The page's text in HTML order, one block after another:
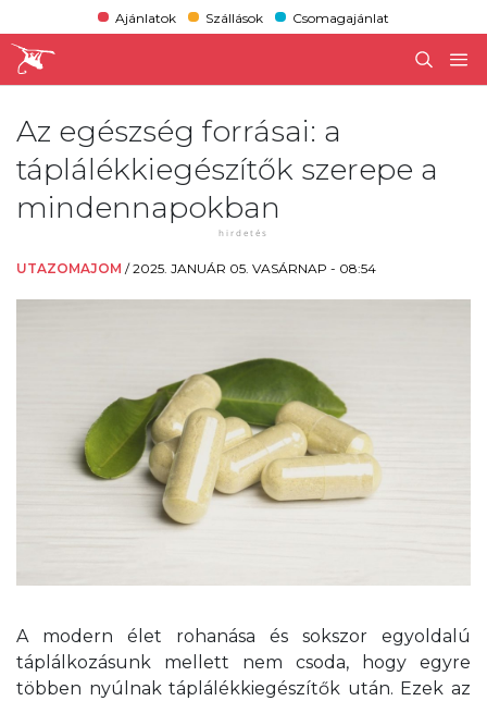
Ajánlatok Szállások Csomagajánlat
Az egészség forrásai: a
táplálékkiegészítők szerepe a
mindennapokban
UTAZOMAJOM /2025. JANUÁR 05. VASÁRNAP - 08:54
A modern élet rohanása és sokszor egyoldalú
táplálkozásunk mellett nem csoda, hogy egyre
többen nyúlnak táplálékkiegészítők után. Ezek az